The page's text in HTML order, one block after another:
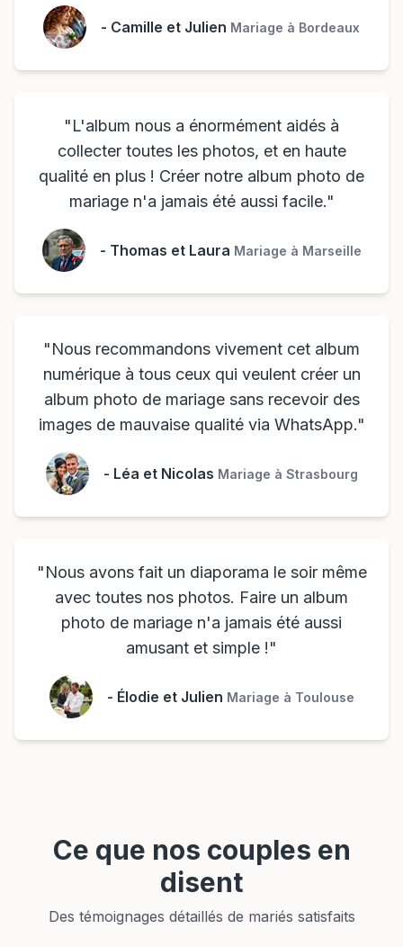
- Camille et Julien Mariage à Bordeaux
"L'album nous a énormément aidés à
collecter toutes les photos, et en haute
qualité en plus ! Créer notre album photo de
mariage n'a jamais été aussi facile."
- Thomas et Laura Mariage à Marseille
"Nous recommandons vivement cet album
numérique à tous ceux qui veulent créer un
album photo de mariage sans recevoir des
images de mauvaise qualité via WhatsApp."
- Léa et Nicolas Mariage à Strasbourg
"Nous avons fait un diaporama le soir même
avec toutes nos photos. Faire un album
photo de mariage n'a jamais été aussi
amusant et simple !"
- Élodie et Julien Mariage à Toulouse
Ce que nos couples en
disent
Des témoignages détaillés de mariés satisfaits